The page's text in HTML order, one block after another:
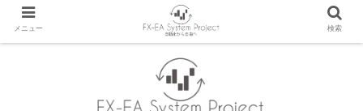
メニュー 検索